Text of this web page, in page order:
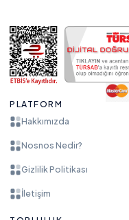
PLATFORM
Hakkımızda
Nosnos Nedir?
Gizlilik Politikası
İletişim